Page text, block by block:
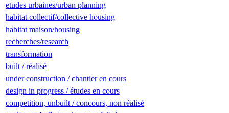
etudes urbaines/urban planning
habitat collectif/collective housing
habitat maison/housing
recherches/research
transformation
built / réalisé
under construction / chantier en cours
design in progress / études en cours
competition, unbuilt / concours, non réalisé